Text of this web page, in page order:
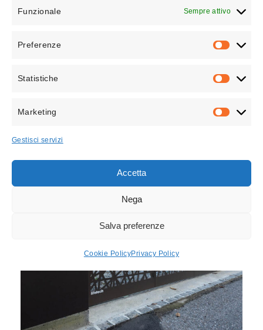
Funzionale Sempre attivo
Preferenze
Statistiche
Marketing
Gestisci servizi
Accetta
Nega
Salva preferenze
Cookie PolicyPrivacy Policy
PROJECT 6380